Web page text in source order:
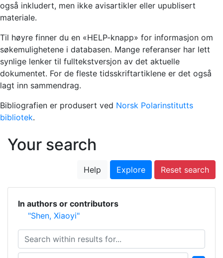
også inkludert, men ikke avisartikler eller upublisert
materiale.
Til høyre finner du en «HELP-knapp» for informasjon om
søkemulighetene i databasen. Mange referanser har lett
synlige lenker til fulltekstversjon av det aktuelle
dokumentet. For de fleste tidsskriftartiklene er det også
lagt inn sammendrag.
Bibliografien er produsert ved Norsk Polarinstitutts
bibliotek.
Your search
Help Explore Reset search
In authors or contributors
"Shen, Xiaoyi"
Search within results for...